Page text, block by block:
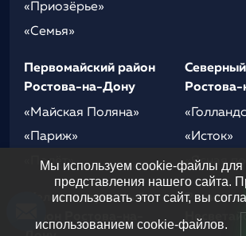
«Приозёрье»
«Семья»
Первомайский район
Ростова-на-Дону
«Майская Поляна»
«Париж»
«Полёт»
«Исток»
«Ясная
Железнодорожный
Мы используем cookie-файлы для
представления нашего сайта.
использовать этот сайт, вы
использованием cookie-файлов.